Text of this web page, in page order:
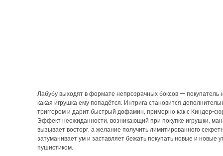
Лабубу выходят в формате непрозрачных боксов — покупатель
какая игрушка ему попадётся. Интрига становится
триггером и дарит быстрый дофамин, примерно как с Киндер-
Эффект неожиданности, возникающий при покупке игрушки,
вызывает восторг, а желание получить лимитированного
затуманивает ум и заставляет бежать покупать новые и новые
пушистиком.